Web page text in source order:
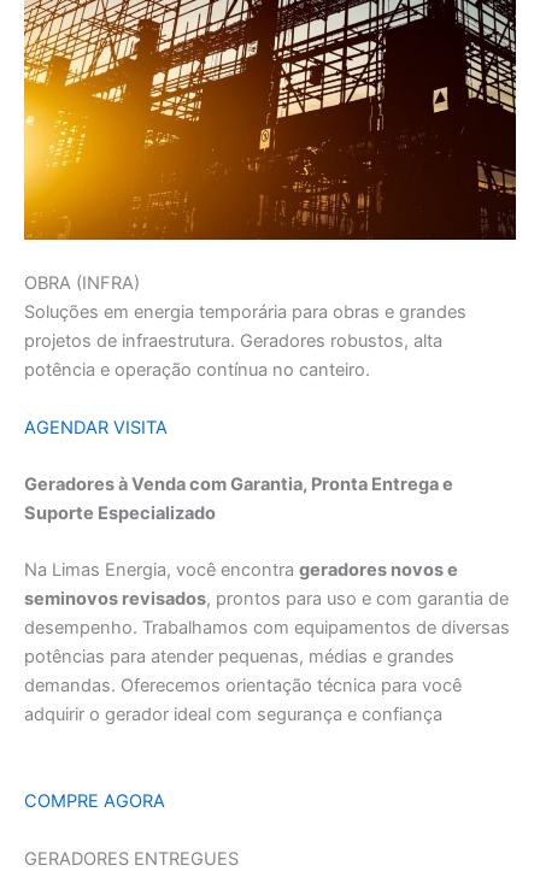
OBRA (INFRA)
Soluções em energia temporária para obras e grandes
projetos de infraestrutura. Geradores robustos, alta
potência e operação contínua no canteiro.
AGENDAR VISITA
Geradores à Venda com Garantia, Pronta Entrega e
Suporte Especializado
Na Limas Energia, você encontra geradores novos e
seminovos revisados, prontos para uso e com garantia de
desempenho. Trabalhamos com equipamentos de diversas
potências para atender pequenas, médias e grandes
demandas. Oferecemos orientação técnica para você
adquirir o gerador ideal com segurança e confiança
COMPRE AGORA
GERADORES ENTREGUES